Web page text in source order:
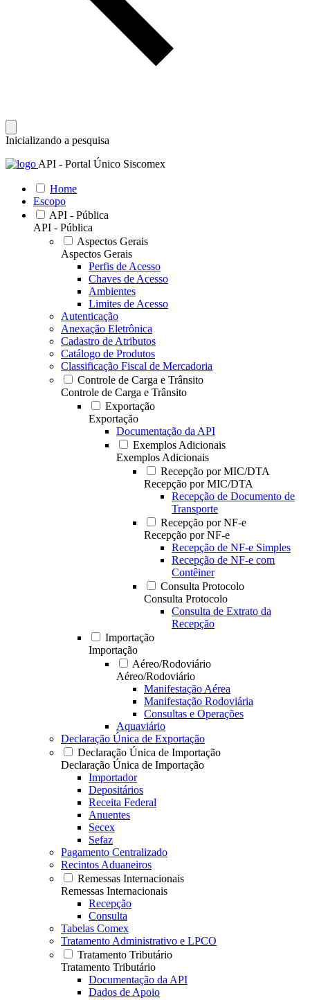
Inicializando a pesquisa
API - Portal Único Siscomex
Home
Escopo
API - Pública
API - Pública
Aspectos Gerais
Aspectos Gerais
Perfis de Acesso
Chaves de Acesso
Ambientes
Limites de Acesso
Autenticação
Anexação Eletrônica
Cadastro de Atributos
Catálogo de Produtos
Classificação Fiscal de Mercadoria
Controle de Carga e Trânsito
Controle de Carga e Trânsito
Exportação
Exportação
Documentação da API
Exemplos Adicionais
Exemplos Adicionais
Recepção por MIC/DTA
Recepção por MIC/DTA
Recepção de Documento de
Transporte
Recepção por NF-e
Recepção por NF-e
Recepção de NF-e Simples
Recepção de NF-e com
Contêiner
Consulta Protocolo
Consulta Protocolo
Consulta de Extrato da
Recepção
Importação
Importação
Aéreo/Rodoviário
Aéreo/Rodoviário
Manifestação Aérea
Manifestação Rodoviária
Consultas e Operações
Aquaviário
Declaração Única de Exportação
Declaração Única de Importação
Declaração Única de Importação
Importador
Depositários
Receita Federal
Anuentes
Secex
Sefaz
Pagamento Centralizado
Recintos Aduaneiros
Remessas Internacionais
Remessas Internacionais
Recepção
Consulta
Tabelas Comex
Tratamento Administrativo e LPCO
Tratamento Tributário
Tratamento Tributário
Documentação da API
Dados de Apoio